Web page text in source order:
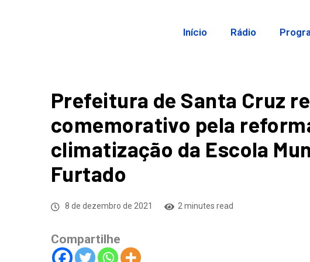
Início Rádio
Prefeitura de Santa Cruz
comemorativo pela
climatização da Escola
Furtado
8 de dezembro de 2021 2 minutes read
Compartilhe